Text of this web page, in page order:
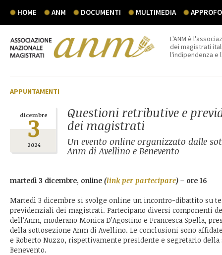
HOME ANM DOCUMENTI MULTIMEDIA
L'ANM è
dei magistrati
l'indipendenza e
APPUNTAMENTI
dicembre
3
2024
Questioni retributive e
dei magistrati
Un evento online organizzato dalle
Anm di Avellino e Benevento
martedì 3 dicembre, online (link per partecipare) – ore 16
Martedì 3 dicembre si svolge online un incontro-dibattito su
previdenziali dei magistrati. Partecipano diversi componenti
dell’Anm, moderano Monica D’Agostino e Francesca Spella,
della sottosezione Anm di Avellino. Le conclusioni sono
e Roberto Nuzzo, rispettivamente presidente e segretario
Benevento.